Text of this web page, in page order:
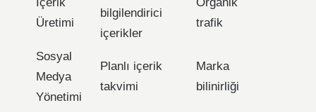
Üretimi
bilgilendirici
içerikler
trafik
Sosyal
Medya
Yönetimi
Planlı içerik
takvimi
Marka
bilinirliği